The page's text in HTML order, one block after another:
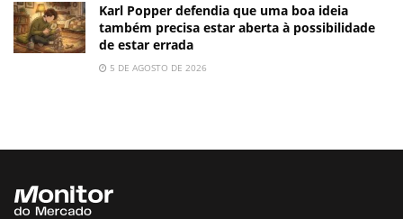
Karl Popper defendia que uma boa ideia
também precisa estar aberta à possibilidade
de estar errada
5 DE AGOSTO DE 2026